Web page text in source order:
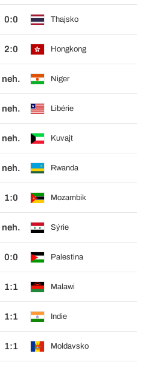
0:0 Thajsko
2:0 Hongkong
neh. Niger
neh. Libérie
neh. Kuvajt
neh. Rwanda
1:0 Mozambik
neh. Sýrie
0:0 Palestina
1:1 Malawi
1:1 Indie
1:1 Moldavsko